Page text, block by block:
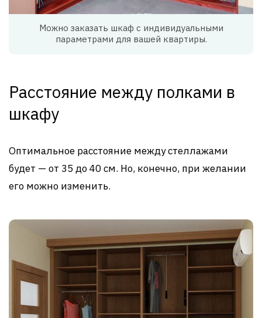
Можно заказать шкаф с индивидуальными
параметрами для вашей квартиры.
Расстояние между полками в
шкафу
Оптимальное расстояние между стеллажами
будет — от 35 до 40 см. Но, конечно, при желании
его можно изменить.